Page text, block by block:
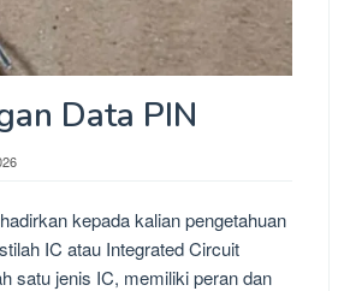
Data PIN
kepada kalian pengetahuan
IC atau Integrated Circuit
satu jenis IC, memiliki peran dan